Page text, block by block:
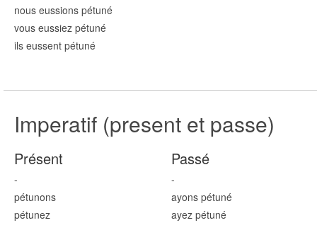
nous eussions pétuné
vous eussiez pétuné
ils eussent pétuné
Imperatif (present et passe)
Présent
-
pétunons
pétunez
Passé
-
ayons pétuné
ayez pétuné